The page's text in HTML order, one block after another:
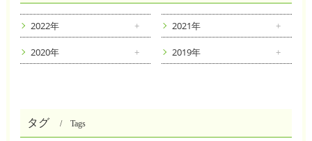
2022年 2021年
2020年 2019年
タグ Tags